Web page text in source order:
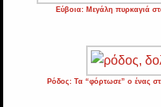
Εύβοια: Μεγάλη πυρκαγιά
Ρόδος: Τα “φόρτωσε” ο ένας